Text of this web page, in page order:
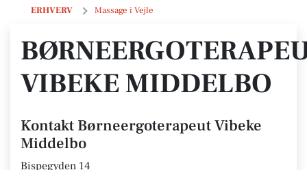
ERHVERV Massage i Vejle
Børneergoterapeut Vibeke Middelbo
VIBEKE MIDDELBO
Kontakt Børneergoterapeut Vibeke
Middelbo
Bispegyden 14